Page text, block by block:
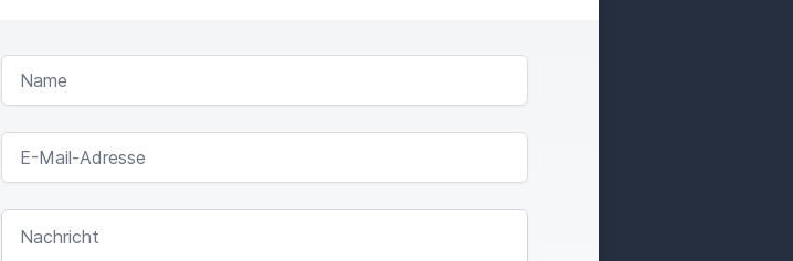
NAME
E-MAIL-ADRESSE
NACHRICHT